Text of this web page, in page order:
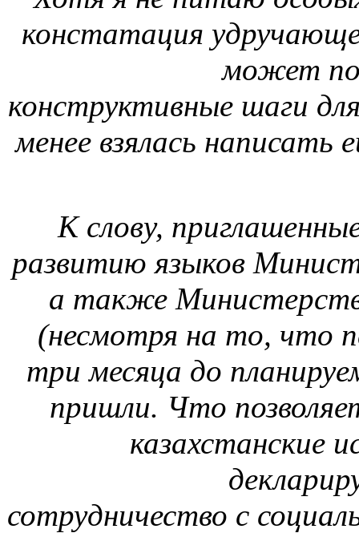
констатация
может
конструктивные шаги
менее взялась
К слову,
развитию языков
а также
(несмотря на то, что
три месяца до
пришли. Что
казахстанские
сотрудничество с